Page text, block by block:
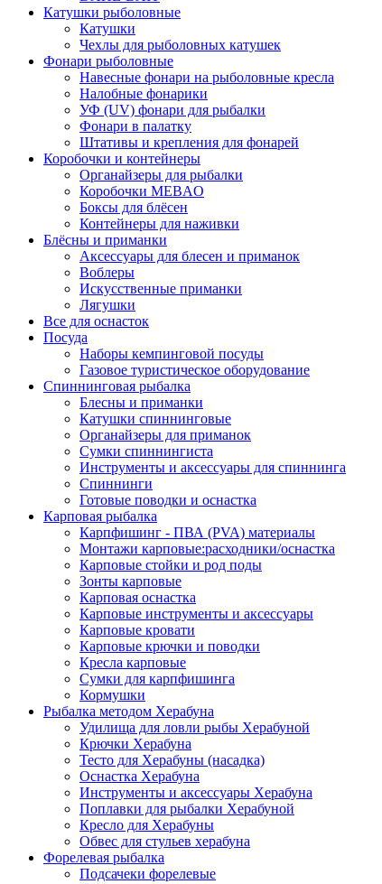
Катушки рыболовные
Катушки
Чехлы для рыболовных катушек
Фонари рыболовные
Навесные фонари на рыболовные кресла
Налобные фонарики
УФ (UV) фонари для рыбалки
Фонари в палатку
Штативы и крепления для фонарей
Коробочки и контейнеры
Органайзеры для рыбалки
Коробочки MEBAO
Боксы для блёсен
Контейнеры для наживки
Блёсны и приманки
Аксессуары для блесен и приманок
Воблеры
Искусственные приманки
Лягушки
Все для оснасток
Посуда
Наборы кемпинговой посуды
Газовое туристическое оборудование
Спиннинговая рыбалка
Блесны и приманки
Катушки спиннинговые
Органайзеры для приманок
Сумки спиннингиста
Инструменты и аксессуары для спиннинга
Спиннинги
Готовые поводки и оснастка
Карповая рыбалка
Карпфишинг - ПВА (PVA) материалы
Монтажи карповые:расходники/оснастка
Карповые стойки и род поды
Зонты карповые
Карповая оснастка
Карповые инструменты и аксессуары
Карповые кровати
Карповые крючки и поводки
Кресла карповые
Сумки для карпфишинга
Кормушки
Рыбалка методом Херабуна
Удилища для ловли рыбы Херабуной
Крючки Херабуна
Тесто для Херабуны (насадка)
Оснастка Херабуна
Инструменты и аксессуары Херабуна
Поплавки для рыбалки Херабуной
Кресло для Херабуны
Обвес для стульев херабуна
Форелевая рыбалка
Подсачеки форелевые